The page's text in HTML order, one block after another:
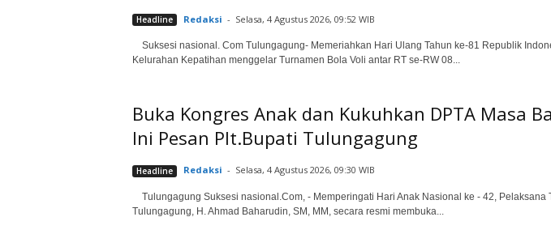
Headline Redaksi - Selasa, 4 Agustus 2026, 09:52 WIB
Suksesi nasional. Com Tulungagung- Memeriahkan Hari Ulang Tahun ke-81 Republik
Kelurahan Kepatihan menggelar Turnamen Bola Voli antar RT se-RW 08...
Buka Kongres Anak dan Kukuhkan DPTA Masa
Ini Pesan Plt.Bupati Tulungagung
Headline Redaksi - Selasa, 4 Agustus 2026, 09:30 WIB
Tulungagung Suksesi nasional.Com, - Memperingati Hari Anak Nasional ke - 42, Pelaksana
Tulungagung, H. Ahmad Baharudin, SM, MM, secara resmi membuka...